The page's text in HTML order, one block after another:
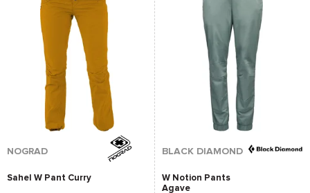
NOGRAD
Sahel W Pant Curry
BLACK DIAMOND
W Notion Pants
Agave